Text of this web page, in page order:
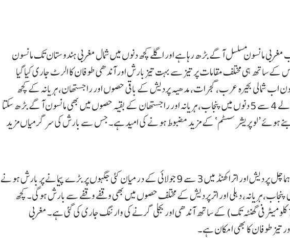
مانسون مسلسل آگے بڑھ رہا ہے اور اگلے کچھ دنوں میں شمال مغربی ہندوستان تک مانسون
ساتھ ہی مختلف مقامات پر تیز سے بہت تیز بارش اور آندھی طوفان کا الرٹ جاری کیا گیا
اب شمالی بحیرہ عرب، گجرات، مدھیہ پردیش کے باقی حصوں اور راجستھان، ہریانہ کے کچھ
حصوں تک پہنچ چکا ہے۔ آنے والے 4 سے 5 دنوں میں پنجاب، ہریانہ اور راجستھان کے بقیہ حصوں میں بھی مانسون آگے بڑھ سکتا
بنے ہوئے ’لو پریشر سسٹم‘ کے مزید مضبوط ہونے کی امید ہے۔ جس سے بارش کی سرگرمیاں مزید
شمالی ہندوستان میں جموں کشمیر، ہماچل پردیش اور اتراکھنڈ میں 3 سے 9 جولائی کے درمیان کئی جگہوں پر بڑے پیمانے پر بارش ہونے
ہریانہ، دہلی اور اترپردیش کے مختلف حصوں میں بھی وقفے وقفے سے بارش ہوگی۔ کچھ
مقامات پر تیز ہواؤں (60-70 کلو میٹر فی گھنٹہ تک) کے ساتھ آندھی اور بجلی گرنے کی وارننگ جاری کی گئی ہے۔ مغربی
تیز طوفان کا بھی امکان ہے۔